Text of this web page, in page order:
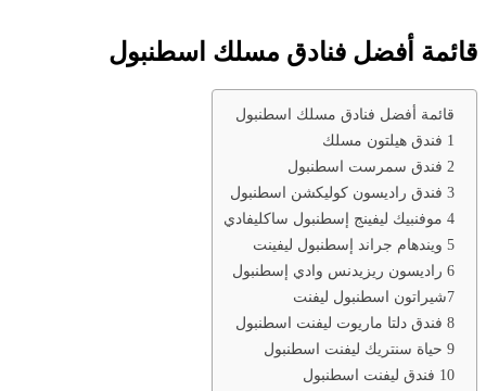
قائمة أفضل فنادق مسلك اسطنبول
قائمة أفضل فنادق مسلك اسطنبول
1 فندق هيلتون مسلك
2 فندق سمرست اسطنبول
3 فندق راديسون كوليكشن اسطنبول
4 موفنبيك ليفينج إسطنبول ساكليفادي
5 ويندهام جراند إسطنبول ليفينت
6 راديسون ريزيدنس وادي إسطنبول
7شيراتون اسطنبول ليفنت
8 فندق دلتا ماريوت ليفنت اسطنبول
9 حياة سنتريك ليفنت اسطنبول
10 فندق ليفنت اسطنبول